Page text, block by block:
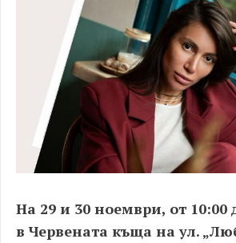
На 29 и 30 ноември, от 10:00
в Червената къща на ул.